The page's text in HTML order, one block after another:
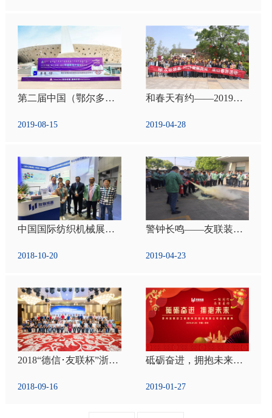
第二届中国（鄂尔多斯）国际羊绒羊毛大会暨展览会
2019-08-15
和春天有约——2019常熟虞山 · 尚湖春游
2019-04-28
中国国际纺织机械展览会暨ITMA亚洲展览会 ( ITMA ASIA + CITME 2018 )
2018-10-20
警钟长鸣——友联装备举办消防安全演练活动
2019-04-23
2018“德信･友联杯”浙江省兔绒（毛）产业链发展高峰论坛
2018-09-16
砥砺奋进，拥抱未来——2019迎新盛典
2019-01-27